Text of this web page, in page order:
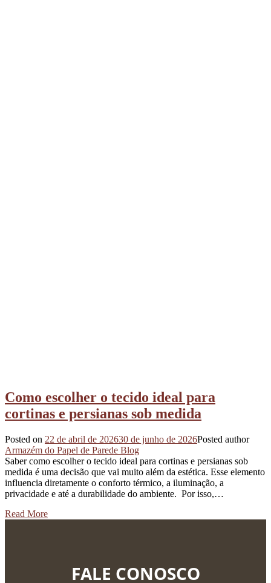
Como escolher o tecido ideal para
cortinas e persianas sob medida
Posted on 22 de abril de 202630 de junho de 2026Posted author
Armazém do Papel de Parede Blog
Saber como escolher o tecido ideal para cortinas e persianas sob
medida é uma decisão que vai muito além da estética. Esse elemento
influencia diretamente o conforto térmico, a iluminação, a
privacidade e até a durabilidade do ambiente. Por isso,…
Read More
FALE CONOSCO